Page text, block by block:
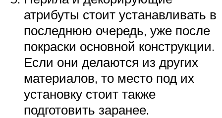
атрибуты стоит устанавливать в
последнюю очередь, уже после
покраски основной конструкции.
Если они делаются из других
материалов, то место под их
установку стоит также
подготовить заранее.